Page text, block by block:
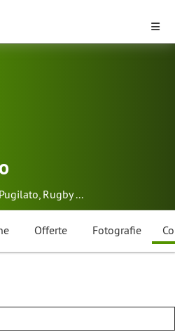
Pugilato, Rugby...
Offerte Fotografie